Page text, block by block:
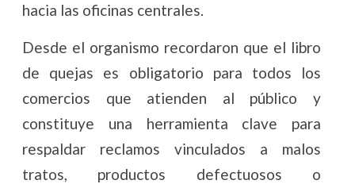
hacia las oficinas centrales.
Desde el organismo recordaron que el libro
de quejas es obligatorio para todos los
comercios que atienden al público y
constituye una herramienta clave para
respaldar reclamos vinculados a malos
tratos, productos defectuosos o